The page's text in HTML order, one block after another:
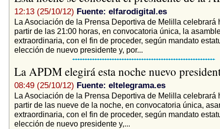
12:13 (25/10/12) Fuente: elfarodigital.es
La Asociación de la Prensa Deportiva de Melilla celebrará
partir de las 21:00 horas, en convocatoria única, la
extraordinaria, con el fin de proceder, según mandato
elección de nuevo presidente y, por...
La APDM elegirá esta noche nuevo
08:49 (25/10/12) Fuente: eltelegrama.es
La Asociación de la Prensa Deportiva de Melilla celebrará
partir de las nueve de la noche, en convocatoria única,
extraordinaria, con el fin de proceder, según mandato
elección de nuevo presidente y,...